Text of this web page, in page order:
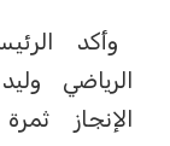
وأكد
الرياضي
الإنجاز